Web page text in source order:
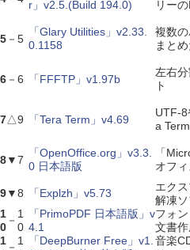
r」v2.5.(Build 194.0)
リー
5 － 5
「Glary Utilities」v2.33.
0.1158
複数
まと
6 － 6 「FFFTP」v1.97b
左右
ト
7△9 「Tera Term」v4.69
UTF-8
a
8▼7
「OpenOffice.org」v3.3.
0 日本語版
「
オフ
9▼8 「Explzh」v5.73
エク
解凍ソ
1
0
－ 1
0
「PrimoPDF 日本語版」v
4.1
フォ
文書作
1 － 1
「DeepBurner Free」v1. 音楽